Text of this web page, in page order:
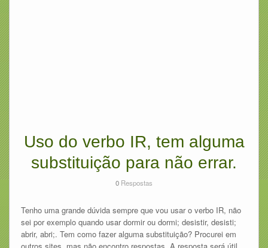
Uso do verbo IR, tem alguma
substituição para não errar.
0 Respostas
Tenho uma grande dúvida sempre que vou usar o verbo IR, não
sei por exemplo quando usar dormir ou dormi; desistir, desisti;
abrir, abri;. Tem como fazer alguma substituição? Procurei em